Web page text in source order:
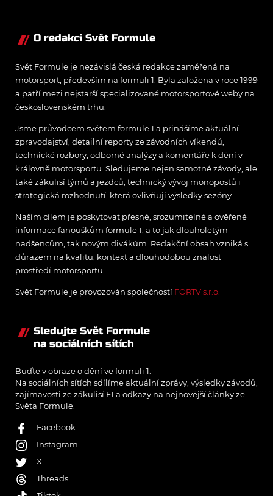
O redakci Svět Formule
Svět Formule je nezávislá česká redakce zaměřená na
motorsport, především na formuli 1. Byla založena v roce 1999
a patří mezi nejstarší specializované motorsportové weby na
československém trhu.
Jsme průvodcem světem formule 1 a přinášíme aktuální
zpravodajství, detailní reporty ze závodních víkendů,
technické rozbory, odborné analýzy a komentáře k dění v
královně motorsportu. Sledujeme nejen samotné závody, ale
také zákulisí týmů a jezdců, technický vývoj monopostů i
strategická rozhodnutí, která ovlivňují výsledky sezóny.
Naším cílem je poskytovat přesné, srozumitelné a ověřené
informace fanouškům formule 1, a to jak dlouholetým
nadšencům, tak novým divákům. Redakční obsah vzniká s
důrazem na kvalitu, kontext a dlouhodobou znalost
prostředí motorsportu.
Svět Formule je provozován společností FORTV s.r.o.
Sledujte Svět Formule
na sociálních sítích
Buďte v obraze o dění ve formuli 1.
Na sociálních sítích sdílíme aktuální zprávy, výsledky závodů,
zajímavosti ze zákulisí F1 a odkazy na nejnovější články ze
Světa Formule.
Facebook
Instagram
X
Threads